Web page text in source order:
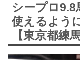
シープロ9.8
使えるよう
【東京都練